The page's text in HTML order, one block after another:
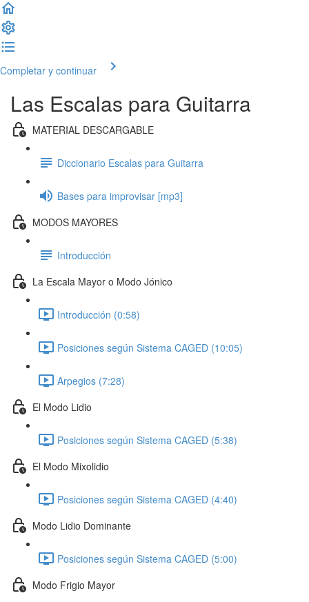
Completar y continuar
Las Escalas para Guitarra
MATERIAL DESCARGABLE
Diccionario Escalas para Guitarra
Bases para improvisar [mp3]
MODOS MAYORES
Introducción
La Escala Mayor o Modo Jónico
Introducción (0:58)
Posiciones según Sistema CAGED (10:05)
Arpegios (7:28)
El Modo Lidio
Posiciones según Sistema CAGED (5:38)
El Modo Mixolidio
Posiciones según Sistema CAGED (4:40)
Modo Lidio Dominante
Posiciones según Sistema CAGED (5:00)
Modo Frigio Mayor